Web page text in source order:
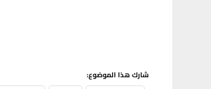
شارك هذا الموضوع: